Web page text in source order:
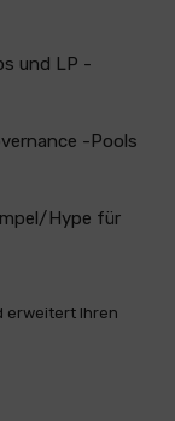
und LP -
-Pools
Hype für
erweitert Ihren